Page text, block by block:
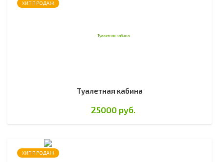
ХИТ ПРОДАЖ
Туалетная кабина
25000 руб.
ХИТ ПРОДАЖ